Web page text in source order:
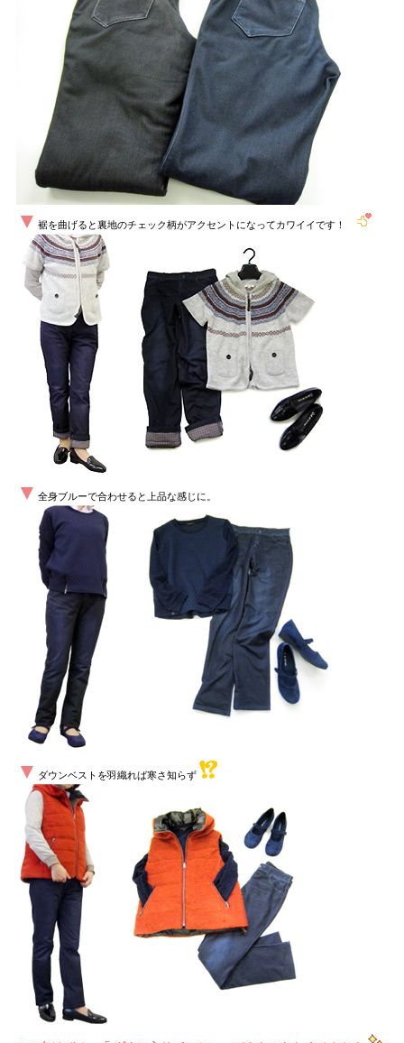
▼ 裾を曲げると裏地のチェック柄がアクセントになってカワイイです！
▼ 全身ブルーで合わせると上品な感じに。
▼ ダウンベストを羽織れば寒さ知らず